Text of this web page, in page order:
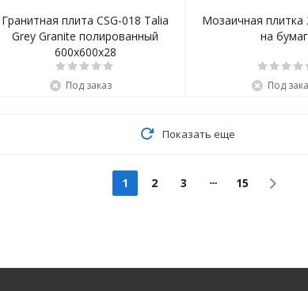
Гранитная плита CSG-018 Talia
Grey Granite полированный
600х600х28
Под заказ
Мозаичная плитка
на
Под
Показать еще
1 2 3 15